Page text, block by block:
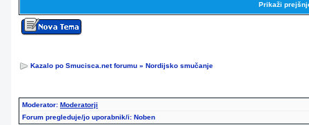
Prikaži
Kazalo po Smucisca.net forumu » Nordijsko smučanje
Moderator: Moderatorji
Forum pregleduje/jo uporabnik/i: Noben